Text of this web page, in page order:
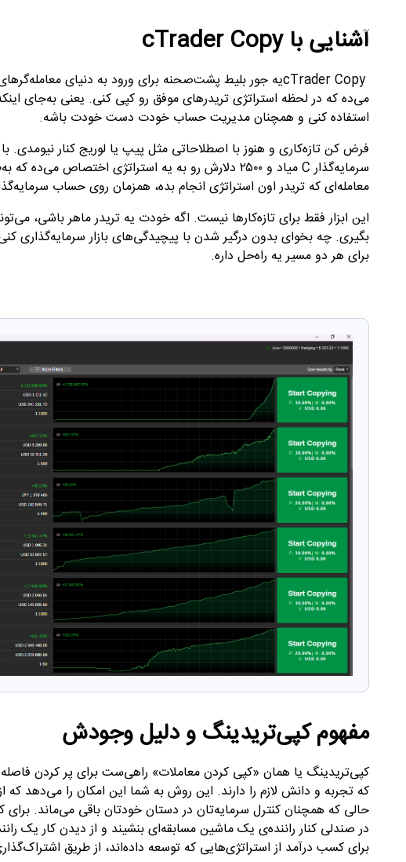
آشنایی با cTrader Copy
cTrader Copyیه جور بلیط پشت‌صحنه برای ورود به دنیای
می‌ده که در لحظه استراتژی تریدرهای موفق رو کپی کنی. یعنی به‌جای
استفاده کنی و همچنان مدیریت حساب خودت دست خودت باشه.
فرض کن تازه‌کاری و هنوز با اصطلاحاتی مثل پیپ یا لوریج کنار نیومدی. با
سرمایه‌گذارC
معامله‌ای که تریدر اون استراتژی انجام بده، همزمان روی حساب
این ابزار فقط برای تازه‌کارها نیست. اگه خودت یه تریدر ماهر باشی،
بگیری. چه بخوای بدون درگیر شدن با پیچیدگی‌های بازار سرمایه‌گذاری
برای هر دو مسیر یه راه‌حل داره.
مفهوم کپی‌تریدینگ و دلیل وجودش
کپی‌تریدینگ یا همان «کپی کردن معاملات» راهی‌ست برای پر کردن فاصله
که تجربه و دانش لازم را دارند. این روش به شما این امکان را می‌دهد که
حالی که همچنان کنترل سرمایه‌تان در دستان خودتان باقی می‌ماند.
در صندلی کنار راننده‌ی یک ماشین مسابقه‌ای بنشیند و از دیدن کار یک
برای کسب درآمد از استراتژی‌هایی که توسعه داده‌اند، از طریق